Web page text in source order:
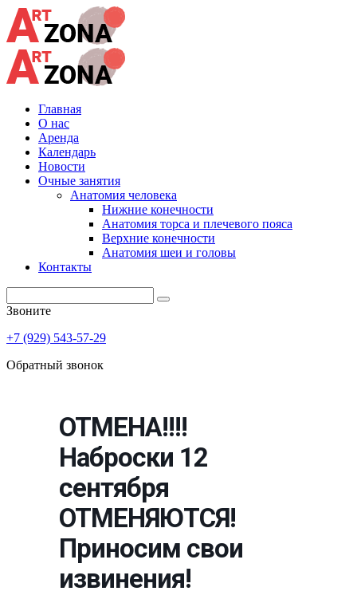
Главная
О нас
Аренда
Календарь
Новости
Очные занятия
Анатомия человека
Нижние конечности
Анатомия торса и плечевого пояса
Верхние конечности
Анатомия шеи и головы
Контакты
Звоните
+7 (929) 543-57-29
Обратный звонок
ОТМЕНА!!!!
Наброски 12
сентября
ОТМЕНЯЮТСЯ!
Приносим свои
извинения!